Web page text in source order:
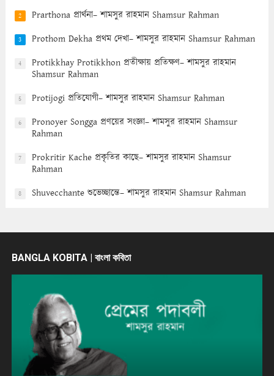
2 Prarthona প্রার্থনা– শামসুর রাহমান Shamsur Rahman
3 Prothom Dekha প্রথম দেখা– শামসুর রাহমান Shamsur Rahman
4
Protikkhay Protikkhon প্রতীক্ষায় প্রতিক্ষণ– শামসুর রাহমান
Shamsur Rahman
5 Protijogi প্রতিযোগী– শামসুর রাহমান Shamsur Rahman
6
Pronoyer Songga প্রণয়ের সংজ্ঞা– শামসুর রাহমান Shamsur
Rahman
7
Prokritir Kache প্রকৃতির কাছে– শামসুর রাহমান Shamsur
Rahman
8 Shuvecchante শুভেচ্ছান্তে– শামসুর রাহমান Shamsur Rahman
BANGLA KOBITA | বাংলা কবিতা